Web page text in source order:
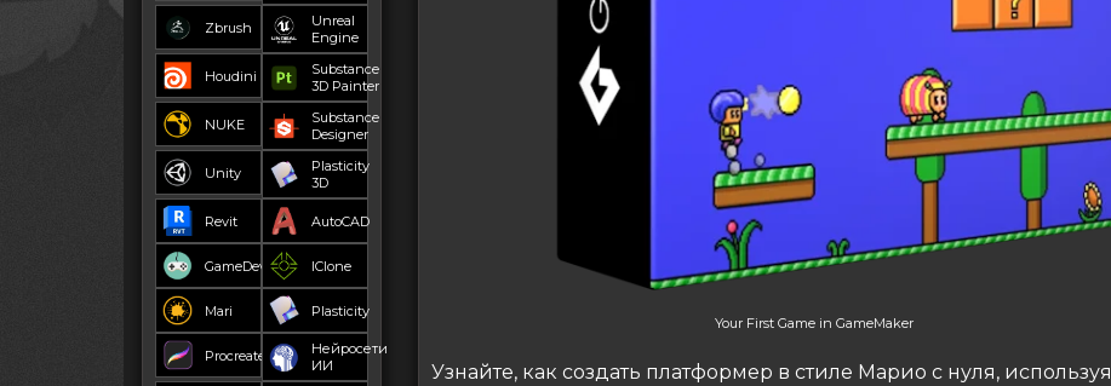
Zbrush
Unreal
Engine
Houdini
Substance
3D Painter
NUKE
Substance
Designer
Unity
Plasticity
3D
Revit AutoCAD
GameDev IClone
Mari Plasticity
Procreate
Нейросети
ИИ
Your First Game in GameMaker
Узнайте, как создать платформер в стиле Марио с нуля, используя